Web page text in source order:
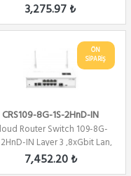
3,275.97 ₺
ÖN
SİPARİŞ
CRS109-8G-1S-2HnD-IN
Router Switch 109-8G-
IN Layer 3 ,8xGbit Lan,
1 SFP, ...
7,452.20 ₺